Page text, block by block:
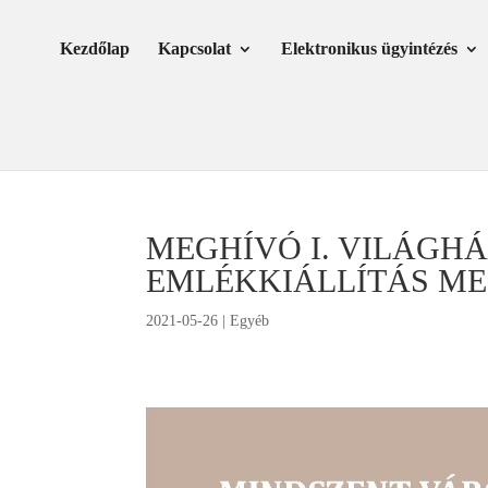
Kezdőlap Kapcsolat Elektronikus ügyintézés
MEGHÍVÓ I.
EMLÉKKIÁLLÍTÁS
2021-05-26 |Egyéb